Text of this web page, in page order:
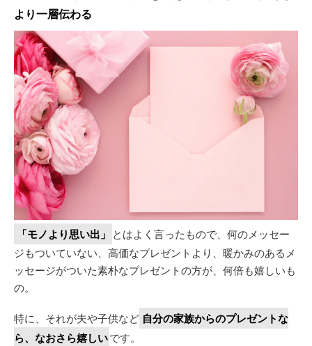
より一層伝わる
「モノより思い出」 とはよく言ったもので、何のメッセー
ジもついていない、高価なプレゼントより、暖かみのあるメ
ッセージがついた素朴なプレゼントの方が、何倍も嬉しいも
の。
特に、それが夫や子供など 自分の家族からのプレゼントな
ら、なおさら嬉しいです。